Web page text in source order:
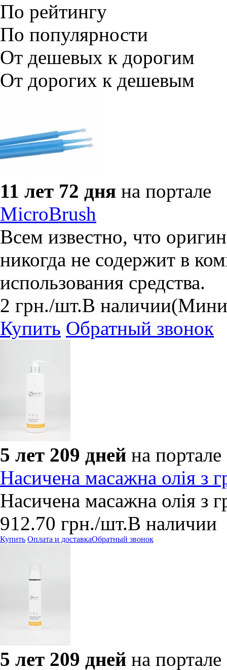
По рейтингу
По популярности
От дешевых к дорогим
От дорогих к дешевым
11 лет 72 дня на портале
MicroBrush
Всем известно, что
никогда не содержит в
использования средства.
2 грн./шт.В наличии
Купить Обратный звонок
5 лет 209 дней на портале
Насичена масажна олія з
Насичена масажна олія з
912.70 грн./шт.В наличии
Купить Оплата и доставкаОбратный звонок
5 лет 209 дней на портале